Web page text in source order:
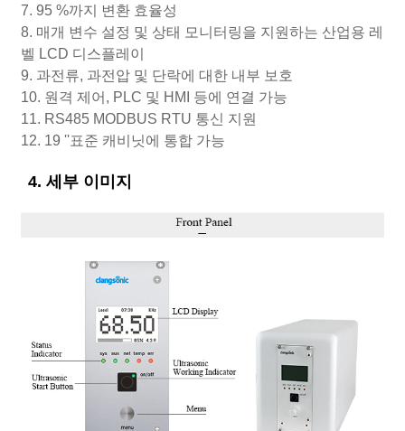
7. 95 %까지 변환 효율성
8. 매개 변수 설정 및 상태 모니터링을 지원하는 산업용 레
벨 LCD 디스플레이
9. 과전류, 과전압 및 단락에 대한 내부 보호
10. 원격 제어, PLC 및 HMI 등에 연결 가능
11. RS485 MODBUS RTU 통신 지원
12. 19 ''표준 캐비닛에 통합 가능
4. 세부 이미지